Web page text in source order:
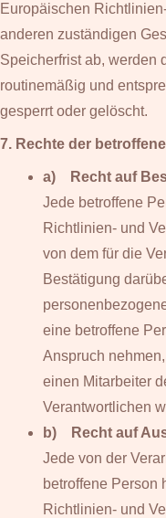
Europäischen
anderen zuständigen
Speicherfrist ab, werden
routinemäßig und
gesperrt oder gelöscht.
7. Rechte der
a) Recht auf
Jede betroffene
Richtlinien- und
von dem für die
Bestätigung
eine betroffene
Anspruch
einen Mitarbeiter
Verantwortlichen
b) Recht auf
Jede von der
betroffene Person
Richtlinien- und